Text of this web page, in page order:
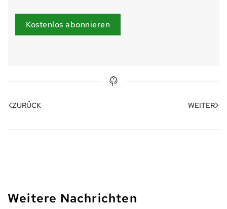
Kostenlos abonnieren
ZURÜCK WEITER
Weitere Nachrichten